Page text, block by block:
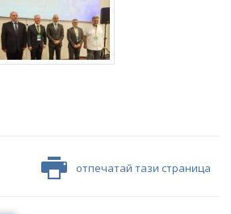
отпечатай тази страница